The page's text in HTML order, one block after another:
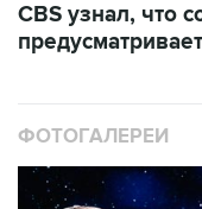
CBS узнал, что
ФОТОГАЛЕРЕИ